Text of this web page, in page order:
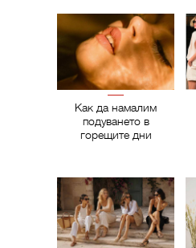
Как да намалим
подуването в
горещите дни